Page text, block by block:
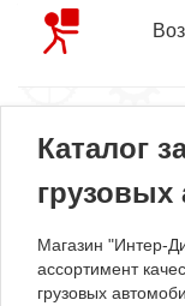
Каталог
грузовых
Магазин "Интер-
ассортимент
грузовых